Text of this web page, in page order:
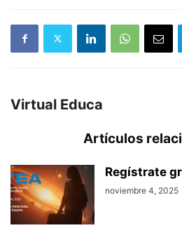
Virtual Educa
Artículos
Regístrate
noviembre 4, 2025